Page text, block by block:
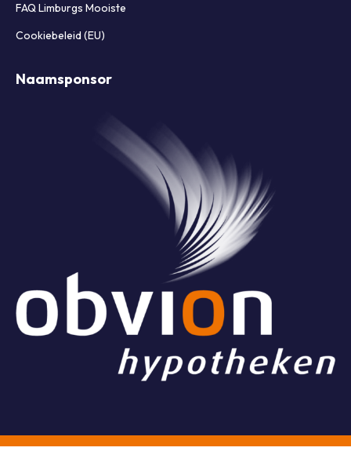
FAQ Limburgs Mooiste
Cookiebeleid (EU)
Naamsponsor